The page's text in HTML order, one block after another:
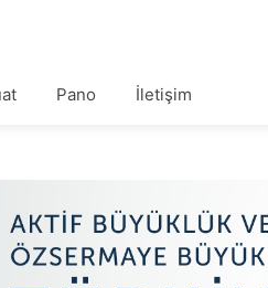
Pano İletişim